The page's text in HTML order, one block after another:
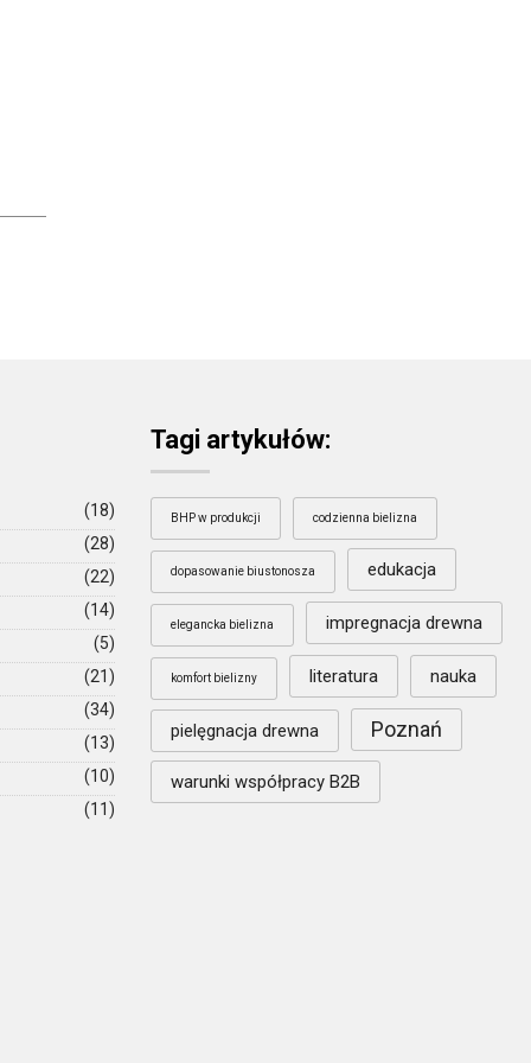
(18)
(28)
(22)
(14)
(5)
(21)
(34)
(13)
(10)
(11)
Tagi artykułów:
BHP w produkcji codzienna bielizna
dopasowanie biustonosza edukacja
elegancka bielizna impregnacja drewna
komfort bielizny literatura nauka
pielęgnacja drewna Poznań
warunki współpracy B2B